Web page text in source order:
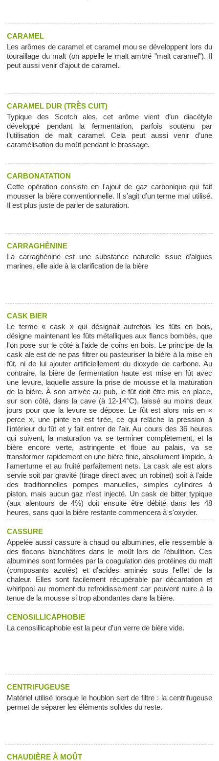
CARAMEL
Les arômes de caramel et caramel mou se développent lors du
touraillage du malt (on appelle le malt ambré "malt caramel"). Il
peut aussi venir d’ajout de caramel.
CARAMEL DUR (TRÈS CUIT)
Typique des Scotch ales, cet arôme vient d’un diacétyle
développé pendant la fermentation, parfois soutenu par
l’utilisation de malt caramel. Cela peut aussi venir d’une
caramélisation du moût pendant le brassage.
CARBONATATION
Cette opération consiste en l'ajout de gaz carbonique qui fait
mousser la bière conventionnelle. Il s’agit d’un terme mal utilisé.
Il est plus juste de parler de saturation.
CARRAGHÈNINE
La carraghénine est une substance naturelle issue d’algues
marines, elle aide à la clarification de la bière
CASK BIER
Le terme « cask » qui désignait autrefois les fûts en bois,
désigne maintenant les fûts métalliques aux flancs bombés, que
l'on pose sur le côté à l'aide de coins en bois. Le principe de la
cask ale est de ne pas filtrer ou pasteuriser la bière à la mise en
fût, ni de lui ajouter artificiellement du dioxyde de carbone. Au
contraire, la bière de fermentation haute est mise en fût avec
une levure, laquelle assure la prise de mousse et la maturation
de la bière. À son arrivée au pub, le fût doit être mis en place,
sur son côté, dans la cave (à 12-14°C), laissé au moins deux
jours pour que la levure se dépose. Le fût est alors mis en «
perce », une pinte en est tirée, ce qui relâche la pression à
l'intérieur du fût et y fait entrer de l'air. Au cours des 36 heures
qui suivent, la maturation va se terminer complètement, et la
bière encore verte, astringente et floue au palais, va se
transformer rapidement en une bière finie, absolument limpide, à
l'amertume et au fruité parfaitement nets. La cask ale est alors
servie soit par gravité (tirage direct avec un robinet) soit à l'aide
des traditionnelles pompes manuelles, simples cylindres à
piston, mais aucun gaz n'est injecté. Un cask de bitter typique
(aux alentours de 4%) doit ensuite être débité dans les 48
heures, sans quoi la bière restante commencera à s'oxyder.
CASSURE
Appelée aussi cassure à chaud ou albumines, elle ressemble à
des flocons blanchâtres dans le moût lors de l'ébullition. Ces
albumines sont formées par la coagulation des protéines du malt
(composants azotés) et d'acides aminés sous l'effet de la
chaleur. Elles sont facilement récupérable par décantation et
whirlpool au moment du refroidissement car peuvent nuire à la
tenue de la mousse si trop abondantes dans la bière.
CENOSILLICAPHOBIE
La cenosillicaphobie est la peur d’un verre de bière vide.
CENTRIFUGEUSE
Matériel utilisé lorsque le houblon sert de filtre : la centrifugeuse
permet de séparer les éléments solides du reste.
CHAUDIÈRE À MOÛT